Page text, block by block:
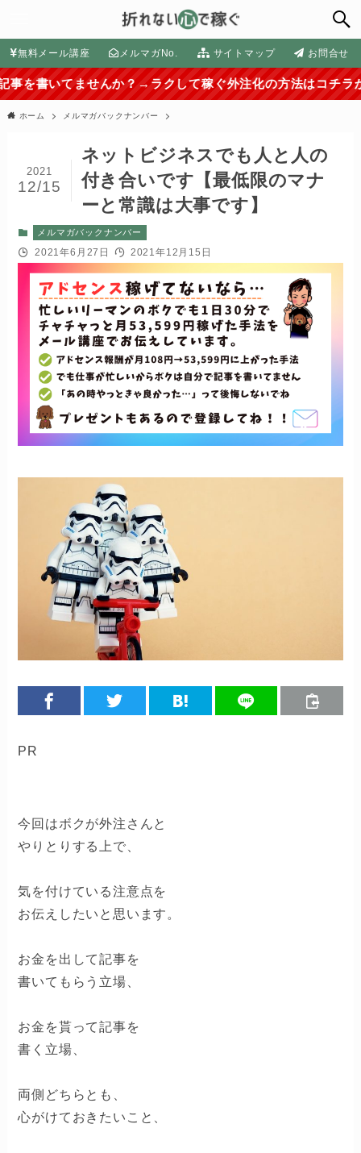
無料メール講座 メルマガNo. サイトマップ お問合せ
せんか？→ラクして稼ぐ外注化の方法はコチラから≫≫
ホーム メルマガバックナンバー
ネットビジネスでも人と人の
付き合いです【最低限のマナ
ーと常識は大事です】
2021
12/15
メルマガバックナンバー
2021年6月27日 2021年12月15日
PR
今回はボクが外注さんと
やりとりする上で、
気を付けている注意点を
お伝えしたいと思います。
お金を出して記事を
書いてもらう立場、
お金を貰って記事を
書く立場、
両側どちらとも、
心がけておきたいこと、